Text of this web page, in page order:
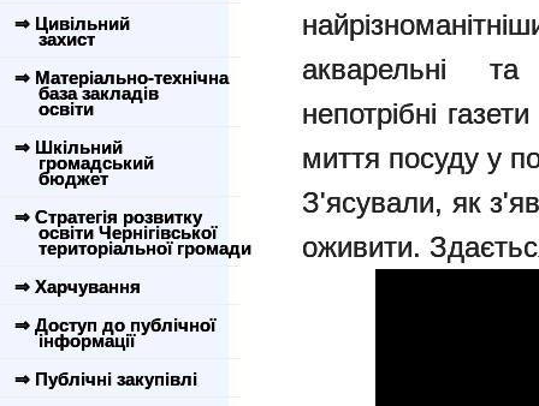
⇒ Цивільний
захист
⇒ Матеріально-технічна
база закладів
освіти
⇒ Шкільний
громадський
бюджет
⇒ Стратегія розвитку
освіти Чернігівської
територіальної громади
⇒ Харчування
⇒ Доступ до публічної
інформації
⇒ Публічні закупівлі
акварельні
непотрібні
миття посуду у
З'ясували, як
оживити.